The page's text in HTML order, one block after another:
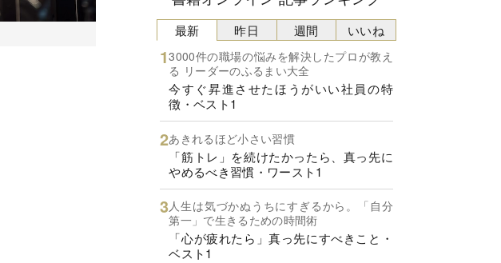
最新
3000件の職場の悩みを解決したプロが教え
る リーダーのふるまい大全
今すぐ昇進させたほうがいい社員の特
徴・ベスト1
あきれるほど小さい習慣
「筋トレ」を続けたかったら、真っ先に
やめるべき習慣・ワースト1
人生は気づかぬうちにすぎるから。「自分
第一」で生きるための時間術
「心が疲れたら」真っ先にすべきこと・
ベスト1
昨日 週間 いいね